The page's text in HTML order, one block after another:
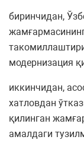
биринчидан,
модернизация
иккинчидан,
хатловдан
қилинган
амалдаги